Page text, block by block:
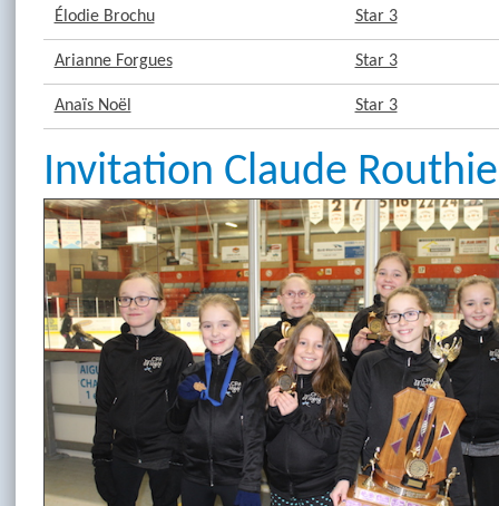
Élodie Brochu Star 3
Arianne Forgues Star 3
Anaïs Noël Star 3
Invitation Claude